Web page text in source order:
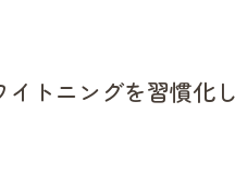
トニングを習慣化